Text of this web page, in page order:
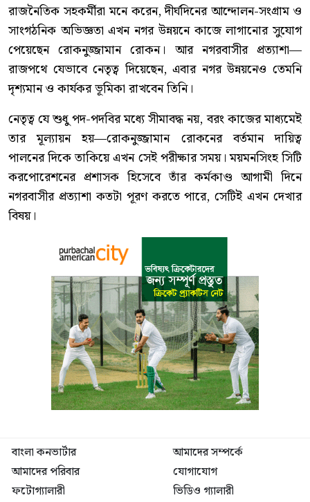
রাজনৈতিক সহকর্মীরা মনে করেন, দীর্ঘদিনের আন্দোলন-সংগ্রাম ও
সাংগঠনিক অভিজ্ঞতা এখন নগর উন্নয়নে কাজে লাগানোর সুযোগ
পেয়েছেন রোকনুজ্জামান রোকন। আর নগরবাসীর প্রত্যাশা—
রাজপথে যেভাবে নেতৃত্ব দিয়েছেন, এবার নগর উন্নয়নেও তেমনি
দৃশ্যমান ও কার্যকর ভূমিকা রাখবেন তিনি।
নেতৃত্ব যে শুধু পদ-পদবির মধ্যে সীমাবদ্ধ নয়, বরং কাজের মাধ্যমেই
তার মূল্যায়ন হয়—রোকনুজ্জামান রোকনের বর্তমান দায়িত্ব
পালনের দিকে তাকিয়ে এখন সেই পরীক্ষার সময়। ময়মনসিংহ সিটি
করপোরেশনের প্রশাসক হিসেবে তাঁর কর্মকাণ্ড আগামী দিনে
নগরবাসীর প্রত্যাশা কতটা পূরণ করতে পারে, সেটিই এখন দেখার
বিষয়।
বাংলা কনভার্টার
আমাদের সম্পর্কে
আমাদের পরিবার
যোগাযোগ
ফটোগ্যালারী
ভিডিও গ্যালারী